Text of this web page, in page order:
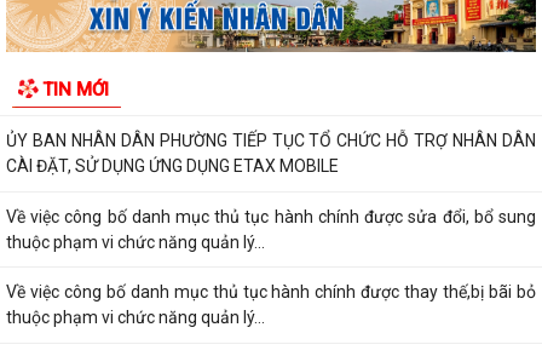
TIN MỚI
DÂN CÀI ĐẶT, SỬ DỤNG ỨNG DỤNG ETAX MOBILE,...
hành, bị bãi bỏ thuộc phạm vi chức...
ỦY BAN NHÂN DÂN PHƯỜNG TIẾP TỤC TỔ CHỨC HỖ TRỢ NHÂN DÂN
CÀI ĐẶT, SỬ DỤNG ỨNG DỤNG ETAX MOBILE
Về việc công bố danh mục thủ tục hành chính được sửa đổi, bổ sung
thuộc phạm vi chức năng quản lý...
Về việc công bố danh mục thủ tục hành chính được thay thế,bị bãi bỏ
thuộc phạm vi chức năng quản lý...